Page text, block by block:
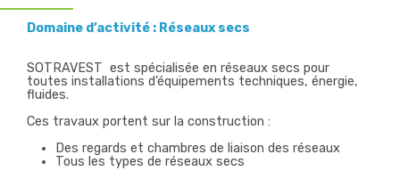
Domaine d’activité : Réseaux secs
SOTRAVEST est spécialisée en réseaux secs pour
toutes installations d’équipements techniques, énergie,
fluides.
Ces travaux portent sur la construction :
Des regards et chambres de liaison des réseaux
Tous les types de réseaux secs